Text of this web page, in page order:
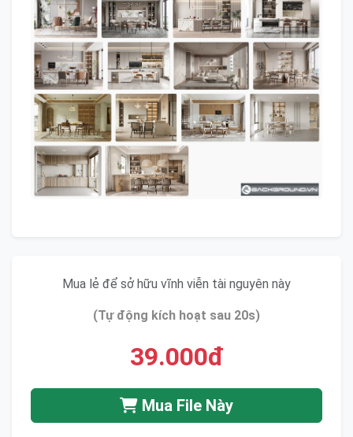
Mua lẻ để sở hữu vĩnh viễn tài nguyên này
(Tự động kích hoạt sau 20s)
39.000đ
Mua File Này